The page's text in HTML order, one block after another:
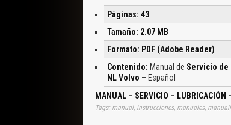
Aceite, Lubricación del árbol de
Reparados, Calidad de Grasa,
Bomba de Basculamiento de la Cabina,
Sistema de Lubricación Central,
Hidráulicos, Refrigerantes,
Páginas: 43
Tamaño: 2.07 MB
Formato: PDF (Adobe Reader)
Contenido: Manual de Servicio de
NL Volvo – Español
MANUAL – SERVICIO – LUBRICACIÓN